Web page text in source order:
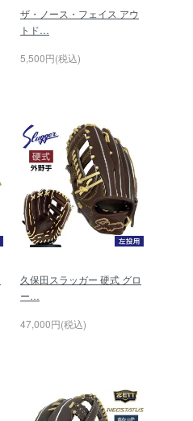
ザ・ノース・フェイス アウ
トド…
5,500円(税込)
久保田スラッガー 硬式 グロ
ー…
47,000円(税込)